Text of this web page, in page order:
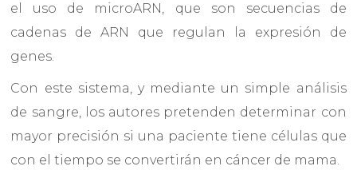
el uso de microARN, que son secuencias de
cadenas de ARN que regulan la expresión de
genes.
Con este sistema, y mediante un simple análisis
de sangre, los autores pretenden determinar con
mayor precisión si una paciente tiene células que
con el tiempo se convertirán en cáncer de mama.